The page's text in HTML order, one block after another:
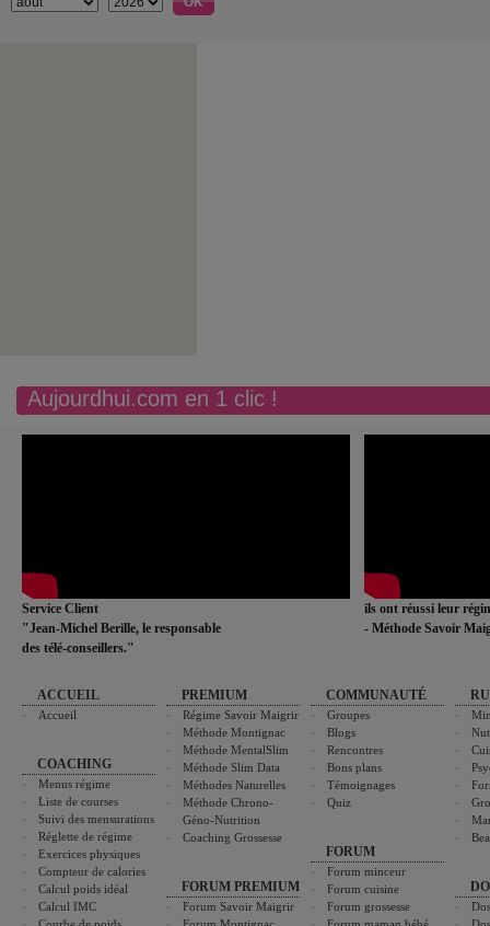
Aujourdhui.com en 1 clic !
Service Client
"Jean-Michel Berille, le responsable
des télé-conseillers."
ils ont réussi leur
- Méthode Savoir
ACCUEIL
Accueil
COACHING
Menus régime
Liste de courses
Suivi des mensurations
Réglette de régime
Exercices physiques
Compteur de calories
Calcul poids idéal
Calcul IMC
PREMIUM
Régime Savoir Maigrir
Méthode Montignac
Méthode MentalSlim
Méthode Slim Data
Méthodes Naturelles
Méthode Chrono-
Géno-Nutrition
Coaching Grossesse
FORUM PREMIUM
Forum Savoir Maigrir
COMMUNAUTÉ
Groupes
Blogs
Rencontres
Bons plans
Témoignages
Quiz
FORUM
Forum minceur
Forum cuisine
Forum grossesse